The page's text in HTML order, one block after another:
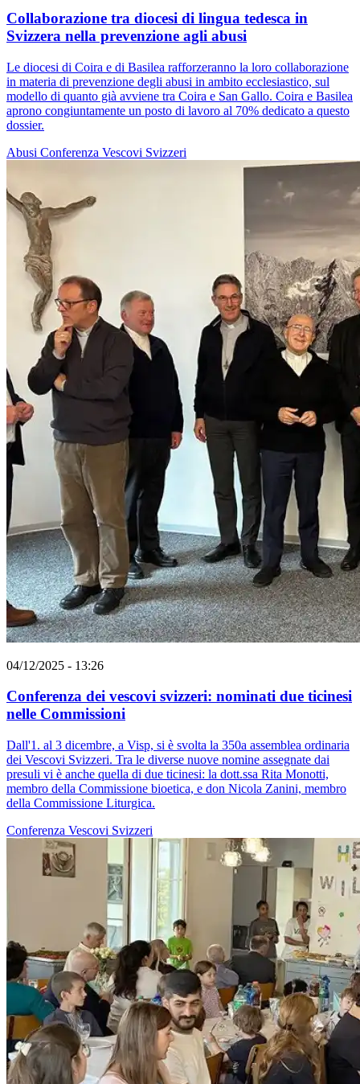
Collaborazione tra diocesi di lingua tedesca in
Svizzera nella prevenzione agli abusi
Le diocesi di Coira e di Basilea rafforzeranno la loro collaborazione
in materia di prevenzione degli abusi in ambito ecclesiastico, sul
modello di quanto già avviene tra Coira e San Gallo. Coira e Basilea
aprono congiuntamente un posto di lavoro al 70% dedicato a questo
dossier.
Abusi Conferenza Vescovi Svizzeri
04/12/2025 - 13:26
Conferenza dei vescovi svizzeri: nominati due ticinesi
nelle Commissioni
Dall'1. al 3 dicembre, a Visp, si è svolta la 350a assemblea ordinaria
dei Vescovi Svizzeri. Tra le diverse nuove nomine assegnate dai
presuli vi è anche quella di due ticinesi: la dott.ssa Rita Monotti,
membro della Commissione bioetica, e don Nicola Zanini, membro
della Commissione Liturgica.
Conferenza Vescovi Svizzeri